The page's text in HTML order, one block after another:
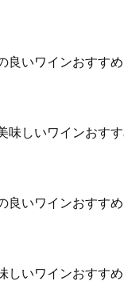
良いワインおすす
味しいワインおす
良いワインおすす
しいワインおすす